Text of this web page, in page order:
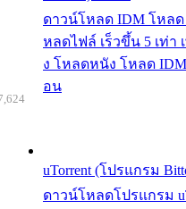
ดาวน์โหลด IDM โหลด
หลดไฟล์ เร็วขึ้น 5 เท่า
ง โหลดหนัง โหลด
อน
uTorrent (โปรแกรม
ดาวน์โหลดโปรแกรม